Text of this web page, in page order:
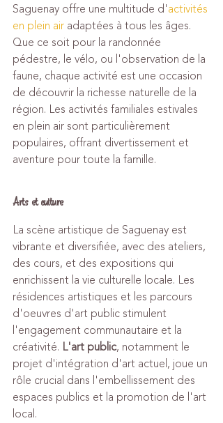
Saguenay offre une multitude d'activités
en plein air adaptées à tous les âges.
Que ce soit pour la randonnée
pédestre, le vélo, ou l'observation de la
faune, chaque activité est une occasion
de découvrir la richesse naturelle de la
région. Les activités familiales estivales
en plein air sont particulièrement
populaires, offrant divertissement et
aventure pour toute la famille.
Arts et culture
La scène artistique de Saguenay est
vibrante et diversifiée, avec des ateliers,
des cours, et des expositions qui
enrichissent la vie culturelle locale. Les
résidences artistiques et les parcours
d'oeuvres d'art public stimulent
l'engagement communautaire et la
créativité. L'art public, notamment le
projet d'intégration d'art actuel, joue un
rôle crucial dans l'embellissement des
espaces publics et la promotion de l'art
local.